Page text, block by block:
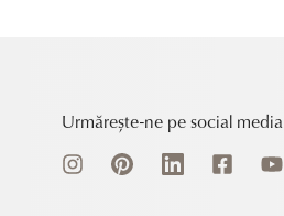
Urmărește-ne pe social media